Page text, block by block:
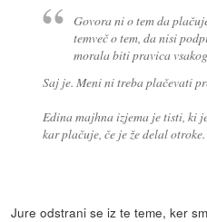
Govora ni o tem da
temveč o tem, da nisi
morala biti pravica
Saj je. Meni ni treba plačevati
Edina majhna izjema je tisti, ki
kar plačuje, če je že delal otroke.
Jure odstrani se iz te teme, ker